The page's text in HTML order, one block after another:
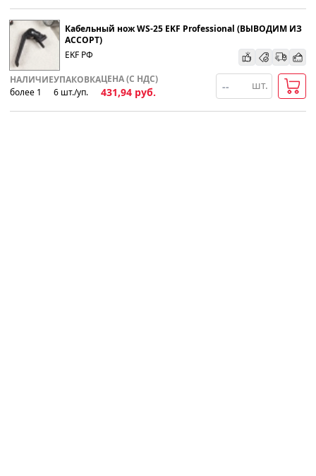
Кабельный нож WS-25 EKF Professional (ВЫВОДИМ ИЗ
АССОРТ)
EKF РФ
НАЛИЧИЕ
более 1
УПАКОВКА
6 шт./уп.
ЦЕНА (С НДС)
431,94 руб.
шт.